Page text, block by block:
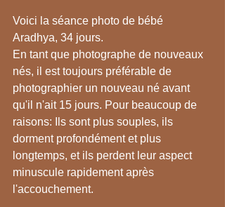
Voici la séance photo de bébé
Aradhya, 34 jours.
En tant que photographe de nouveaux
nés, il est toujours préférable de
photographier un nouveau né avant
qu'il n'ait 15 jours. Pour beaucoup de
raisons: Ils sont plus souples, ils
dorment profondément et plus
longtemps, et ils perdent leur aspect
minuscule rapidement après
l'accouchement.